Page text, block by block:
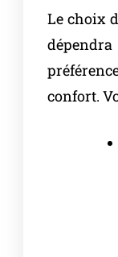
Le choix
confort.